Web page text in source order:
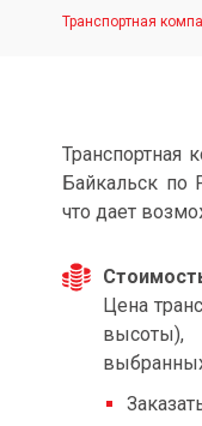
Транспортная
Транспортная
Байкальск по
что дает
Цена
высоты),